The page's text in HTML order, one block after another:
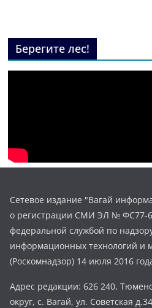
Берегите лес!
Сетевое издание "Вагай
о регистрации СМИ ЭЛ № ФС77-
федеральной службой по
информационных технологий и
(Роскомнадзор) 14 июля 2016
Адрес редакции: 626 240,
округ, с. Вагай, ул. Советская д.34